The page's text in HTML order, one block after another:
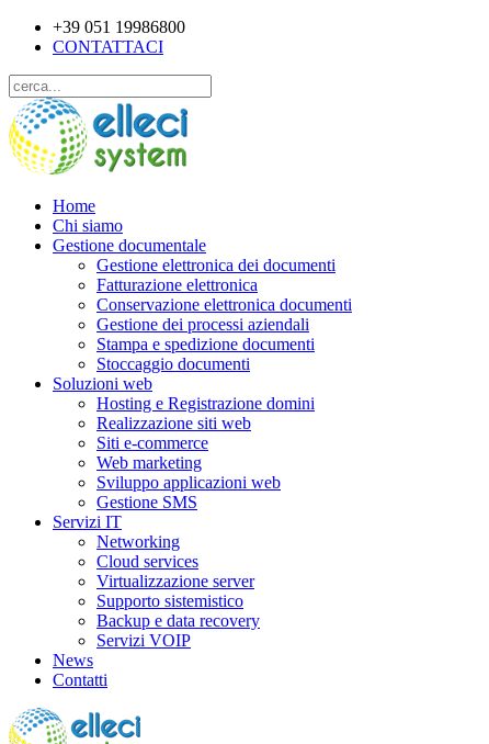
+39 051 19986800
CONTATTACI
Home
Chi siamo
Gestione documentale
Gestione elettronica dei documenti
Fatturazione elettronica
Conservazione elettronica documenti
Gestione dei processi aziendali
Stampa e spedizione documenti
Stoccaggio documenti
Soluzioni web
Hosting e Registrazione domini
Realizzazione siti web
Siti e-commerce
Web marketing
Sviluppo applicazioni web
Gestione SMS
Servizi IT
Networking
Cloud services
Virtualizzazione server
Supporto sistemistico
Backup e data recovery
Servizi VOIP
News
Contatti